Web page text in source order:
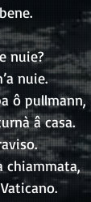
nuie?
nuie.
ô pullmann,
â casa.
chiammata,